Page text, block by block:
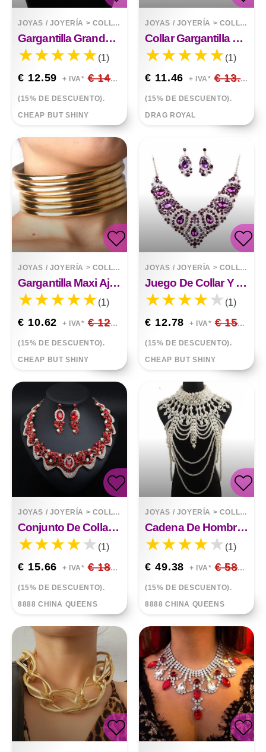
JOYAS / JOYERÍA > COLLARES
Gargantilla Grande Con Cuello De Espinas
(1)
€ 12.59 + IVA* € 14.81
(15% DE DESCUENTO).
CHEAP BUT SHINY
JOYAS / JOYERÍA > COLLARES
Collar Gargantilla Llamativo Vintage
(1)
€ 11.46 + IVA* € 13.48
(15% DE DESCUENTO).
DRAG ROYAL
JOYAS / JOYERÍA > COLLARES
Gargantilla Maxi Ajustable Y Pulsera
(1)
€ 10.62 + IVA* € 12.49
(15% DE DESCUENTO).
CHEAP BUT SHINY
JOYAS / JOYERÍA > COLLARES
Juego De Collar Y Aretes De Novia Coloridos
(1)
€ 12.78 + IVA* € 15.03
(15% DE DESCUENTO).
CHEAP BUT SHINY
JOYAS / JOYERÍA > COLLARES
Conjunto De Collar De Collar Geométrico De Diamantes
(1)
€ 15.66 + IVA* € 18.42
(15% DE DESCUENTO).
8888 CHINA QUEENS
JOYAS / JOYERÍA > COLLARES
Cadena De Hombro Con Chal De Perlas
(1)
€ 49.38 + IVA* € 58.09
(15% DE DESCUENTO).
8888 CHINA QUEENS